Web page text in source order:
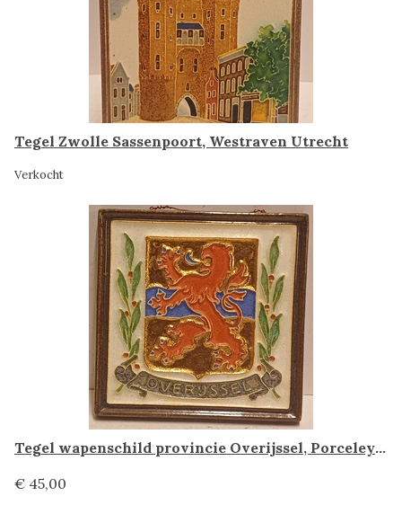
Tegel Zwolle Sassenpoort, Westraven Utrecht
Verkocht
Tegel wapenschild provincie Overijssel, Porceleyne fles Delft
€ 45,00